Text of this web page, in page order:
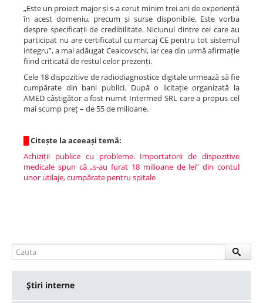
„Este un proiect major și s-a cerut minim trei ani de experiență
în acest domeniu, precum și surse disponibile. Este vorba
despre specificații de credibilitate. Niciunul dintre cei care au
participat nu are certificatul cu marcaj CE pentru tot sistemul
integru”, a mai adăugat Ceaicovschi, iar cea din urmă afirmație
fiind criticată de restul celor prezenți.
Cele 18 dispozitive de radiodiagnostice digitale urmează să fie
cumpărate din bani publici. După o licitație organizată la
AMED câștigător a fost numit Intermed SRL care a propus cel
mai scump preț – de 55 de milioane.
Citește la aceeași temă:
Achiziții publice cu probleme. Importatorii de dispozitive
medicale spun că „s-au furat 18 milioane de lei” din contul
unor utilaje, cumpărate pentru spitale
Ştiri interne